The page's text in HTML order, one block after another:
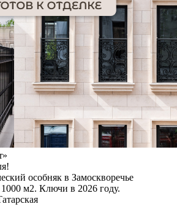
особняк в Замоскворечье
м2. Ключи в 2026 году.